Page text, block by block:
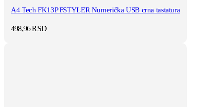
A4 Tech FK13P FSTYLER Numerička USB crna tastatura
498,96RSD